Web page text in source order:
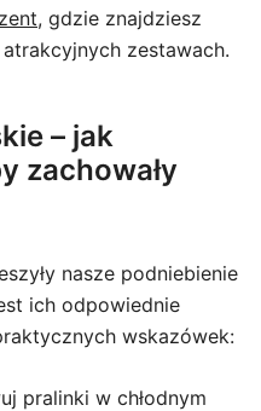
, gdzie znajdziesz
zestawach.
– jak
zachowały
nasze podniebienie
ich odpowiednie
wskazówek:
pralinki w chłodnym